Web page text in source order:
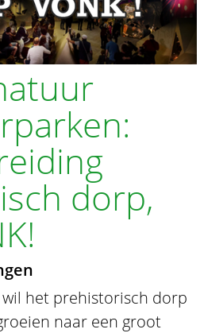
dorp,
het prehistorisch dorp
naar een groot